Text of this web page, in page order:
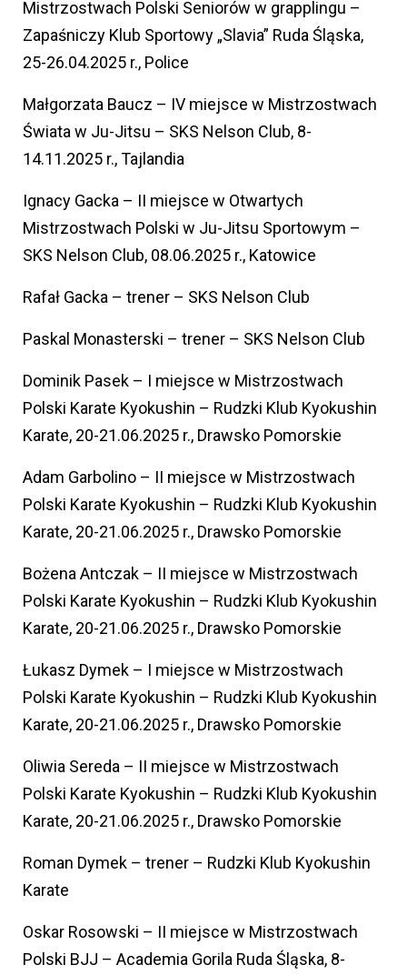
Mistrzostwach Polski Seniorów w grapplingu –
Zapaśniczy Klub Sportowy „Slavia” Ruda Śląska,
25-26.04.2025 r., Police
Małgorzata Baucz – IV miejsce w Mistrzostwach
Świata w Ju-Jitsu – SKS Nelson Club, 8-
14.11.2025 r., Tajlandia
Ignacy Gacka – II miejsce w Otwartych
Mistrzostwach Polski w Ju-Jitsu Sportowym –
SKS Nelson Club, 08.06.2025 r., Katowice
Rafał Gacka – trener – SKS Nelson Club
Paskal Monasterski – trener – SKS Nelson Club
Dominik Pasek – I miejsce w Mistrzostwach
Polski Karate Kyokushin – Rudzki Klub Kyokushin
Karate, 20-21.06.2025 r., Drawsko Pomorskie
Adam Garbolino – II miejsce w Mistrzostwach
Polski Karate Kyokushin – Rudzki Klub Kyokushin
Karate, 20-21.06.2025 r., Drawsko Pomorskie
Bożena Antczak – II miejsce w Mistrzostwach
Polski Karate Kyokushin – Rudzki Klub Kyokushin
Karate, 20-21.06.2025 r., Drawsko Pomorskie
Łukasz Dymek – I miejsce w Mistrzostwach
Polski Karate Kyokushin – Rudzki Klub Kyokushin
Karate, 20-21.06.2025 r., Drawsko Pomorskie
Oliwia Sereda – II miejsce w Mistrzostwach
Polski Karate Kyokushin – Rudzki Klub Kyokushin
Karate, 20-21.06.2025 r., Drawsko Pomorskie
Roman Dymek – trener – Rudzki Klub Kyokushin
Karate
Oskar Rosowski – II miejsce w Mistrzostwach
Polski BJJ – Academia Gorila Ruda Śląska, 8-